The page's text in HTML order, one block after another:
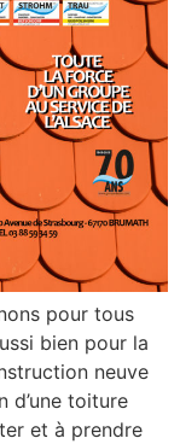
pour tous
bien pour la
neuve
d’une toiture
et à prendre